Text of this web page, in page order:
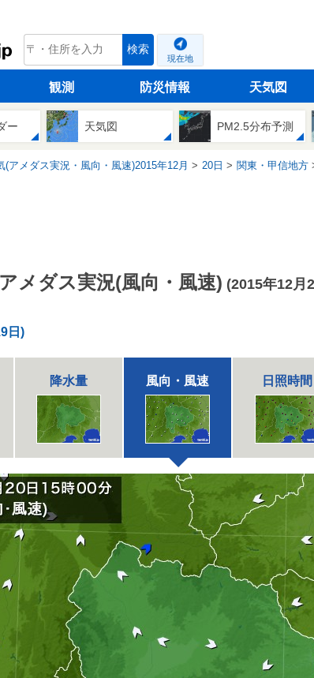
tenki.jp 検索
現在地
観測 防災情報 天気図
ー 天気図 PM2.5分布予測
(アメダス実況・風向・風速)2015年12月 20日 関東・甲信地方
メダス実況(風向・風速) (2015年12月
日)
降水量 風向・風速 日照時間